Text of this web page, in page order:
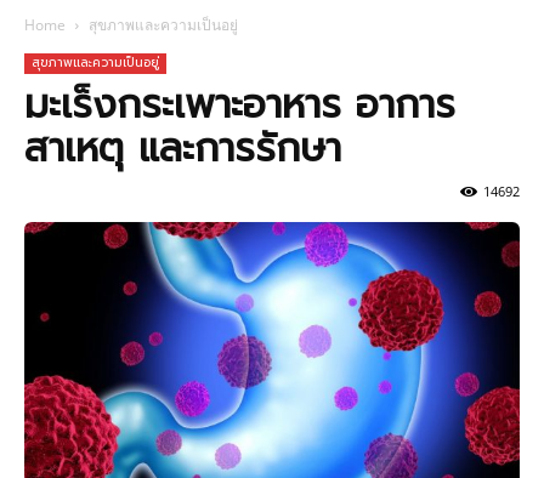
Home สุขภาพและความเป็นอยู่
สุขภาพและความเป็นอยู่
มะเร็งกระเพาะอาหาร อาการ
สาเหตุ และการรักษา
14692